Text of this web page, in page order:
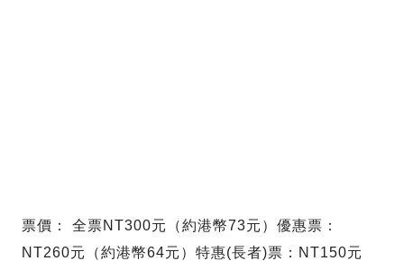
票價： 全票NT300元（約港幣73元）優惠票：
NT260元（約港幣64元）特惠(長者)票：NT150元